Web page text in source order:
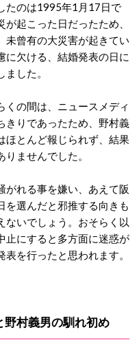
たのは1995年1月17日で
起こった日だったため、
未曾有の大災害が起きてい
に欠ける、結婚発表の日に
した。
くの間は、ニュースメディ
きりであったため、野村義
ほとんど報じられず、結果
ませんでした。
がれる事を嫌い、あえて阪
を選んだと邪推する向きも
ないでしょう。おそらく以
止にすると多方面に迷惑が
を行ったと思われます。
野村義男の馴れ初め